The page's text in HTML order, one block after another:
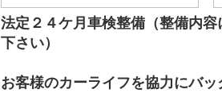
法定２４ケ月車検整備（整備内
下さい）
お客様のカーライフを協力にバッ